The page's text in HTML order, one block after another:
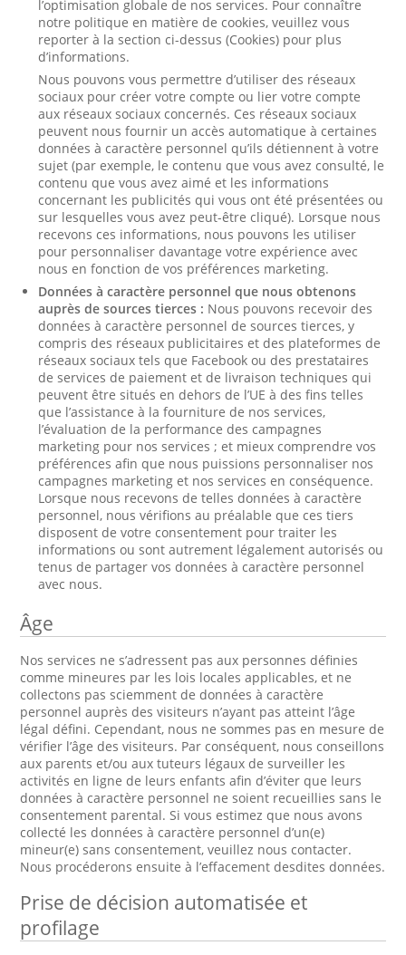
l’optimisation globale de nos services. Pour connaître
notre politique en matière de cookies, veuillez vous
reporter à la section ci-dessus (Cookies) pour plus
d’informations.
Nous pouvons vous permettre d’utiliser des réseaux
sociaux pour créer votre compte ou lier votre compte
aux réseaux sociaux concernés. Ces réseaux sociaux
peuvent nous fournir un accès automatique à certaines
données à caractère personnel qu’ils détiennent à votre
sujet (par exemple, le contenu que vous avez consulté, le
contenu que vous avez aimé et les informations
concernant les publicités qui vous ont été présentées ou
sur lesquelles vous avez peut-être cliqué). Lorsque nous
recevons ces informations, nous pouvons les utiliser
pour personnaliser davantage votre expérience avec
nous en fonction de vos préférences marketing.
Données à caractère personnel que nous obtenons
auprès de sources tierces : Nous pouvons recevoir des
données à caractère personnel de sources tierces, y
compris des réseaux publicitaires et des plateformes de
réseaux sociaux tels que Facebook ou des prestataires
de services de paiement et de livraison techniques qui
peuvent être situés en dehors de l’UE à des fins telles
que l’assistance à la fourniture de nos services,
l’évaluation de la performance des campagnes
marketing pour nos services ; et mieux comprendre vos
préférences afin que nous puissions personnaliser nos
campagnes marketing et nos services en conséquence.
Lorsque nous recevons de telles données à caractère
personnel, nous vérifions au préalable que ces tiers
disposent de votre consentement pour traiter les
informations ou sont autrement légalement autorisés ou
tenus de partager vos données à caractère personnel
avec nous.
Âge
Nos services ne s’adressent pas aux personnes définies
comme mineures par les lois locales applicables, et ne
collectons pas sciemment de données à caractère
personnel auprès des visiteurs n’ayant pas atteint l’âge
légal défini. Cependant, nous ne sommes pas en mesure de
vérifier l’âge des visiteurs. Par conséquent, nous conseillons
aux parents et/ou aux tuteurs légaux de surveiller les
activités en ligne de leurs enfants afin d’éviter que leurs
données à caractère personnel ne soient recueillies sans le
consentement parental. Si vous estimez que nous avons
collecté les données à caractère personnel d’un(e)
mineur(e) sans consentement, veuillez nous contacter.
Nous procéderons ensuite à l’effacement desdites données.
Prise de décision automatisée et
profilage